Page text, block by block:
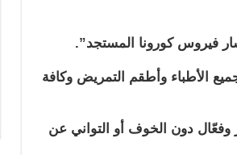
فيروس كورونا المستجد”.
الأطباء وأطقم التمريض وكافة
دون الخوف أو التواني عن